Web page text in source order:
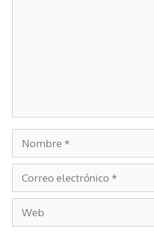
Nombre
Correo
electrónico
Web